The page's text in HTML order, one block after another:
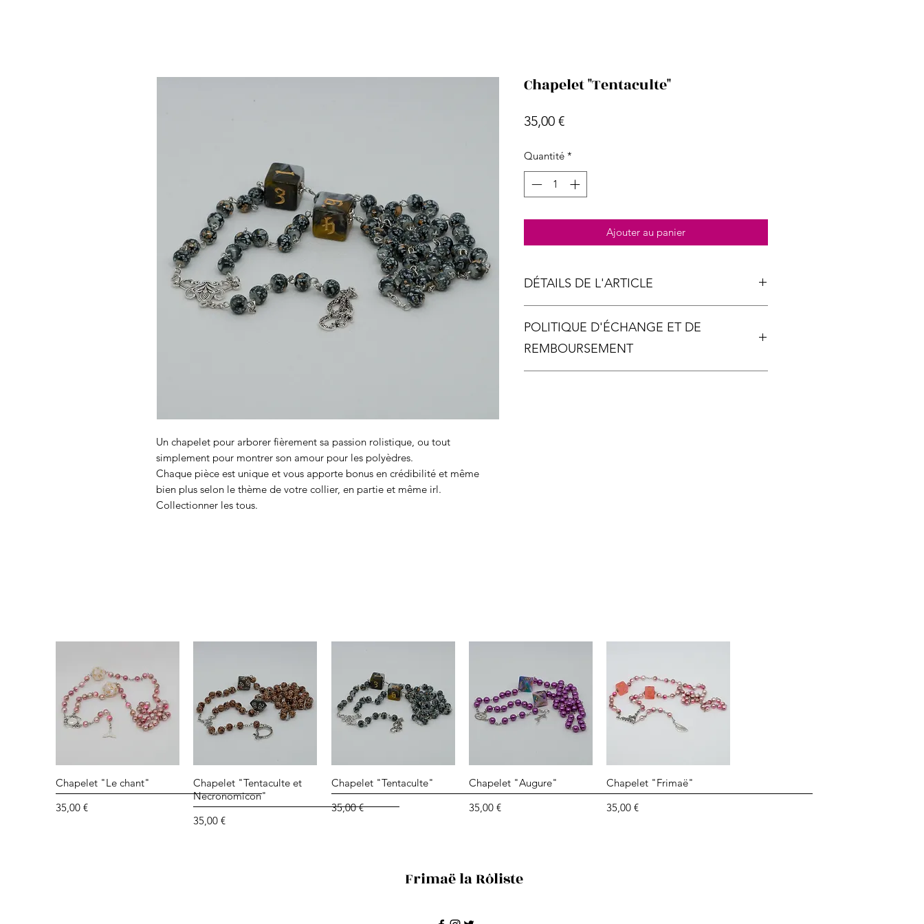
Un chapelet pour arborer fièrement sa passion rolistique, ou tout
simplement pour montrer son amour pour les polyèdres.
Chaque pièce est unique et vous apporte bonus en crédibilité et même
bien plus selon le thème de votre collier, en partie et même irl.
Collectionner les tous.
Chapelet "Tentaculte"
35,00 €Prix
Quantité *
Ajouter au panier
DÉTAILS DE L'ARTICLE
Longueur de haut en bas, 54cm
POLITIQUE D'ÉCHANGE ET DE
REMBOURSEMENT
Aperçu rapide
Chapelet "Le chant"
Prix
35,00 €
Aperçu rapide
Chapelet "Tentaculte et
Necronomicon"
Prix
35,00 €
Aperçu rapide
Chapelet "Tentaculte"
Prix
35,00 €
Aperçu rapide
Chapelet "Augure"
Prix
35,00 €
Aperçu rapide
Chapelet "Frimaë"
Prix
35,00 €
Frimaë la Rôliste